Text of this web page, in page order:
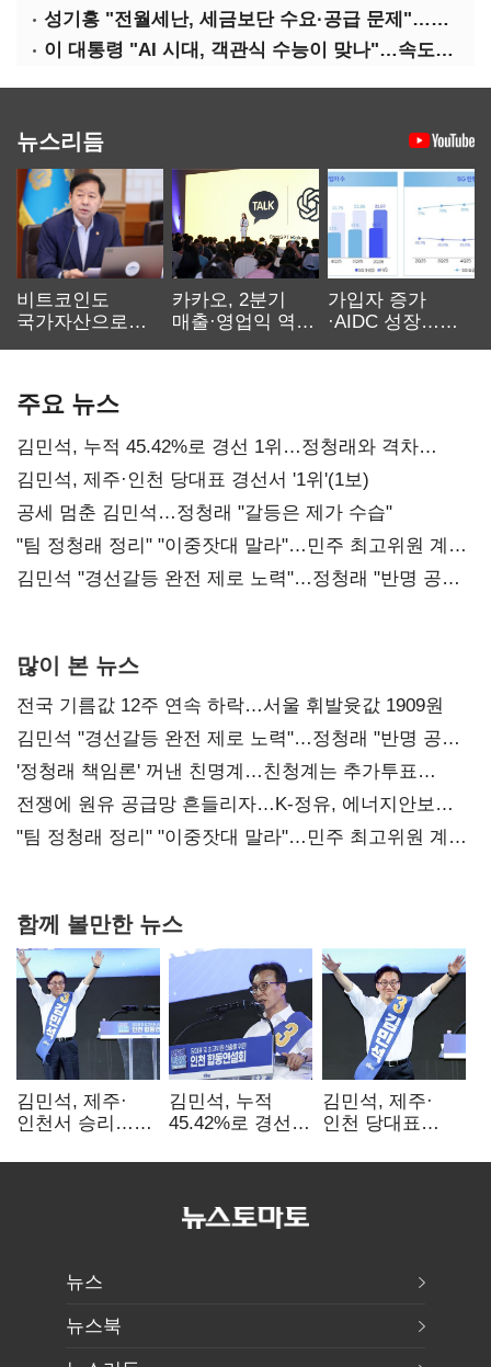
성기홍 "전월세난, 세금보단 수요·공급 문제"…닥공 시사
이 대통령 "AI 시대, 객관식 수능이 맞나"…속도전 '경계'
뉴스리듬
비트코인도
국가자산으로…'
카카오, 2분기
매출·영업익 역대
가입자 증가
·AIDC 성장…
주요 뉴스
김민석, 누적 45.42%로 경선 1위…정청래와 격차
0.86%p(2보)
김민석, 제주·인천 당대표 경선서 '1위'(1보)
공세 멈춘 김민석…정청래 "갈등은 제가 수습"
"팀 정청래 정리" "이중잣대 말라"…민주 최고위원 계파
다툼 격화
김민석 "경선갈등 완전 제로 노력"…정청래 "반명 공세
많이 본 뉴스
전국 기름값 12주 연속 하락…서울 휘발윳값 1909원
김민석 "경선갈등 완전 제로 노력"…정청래 "반명 공세
사과부터"
'정청래 책임론' 꺼낸 친명계…친청계는 추가투표
때리기
전쟁에 원유 공급망 흔들리자…K-정유, 에너지안보
핵심으로 재부상
"팀 정청래 정리" "이중잣대 말라"…민주 최고위원 계파
함께 볼만한 뉴스
김민석, 제주·
인천서 승리…
탈환'(종합)
김민석, 누적
45.42%로 경선
격차
김민석, 제주·
인천 당대표
뉴스
뉴스북